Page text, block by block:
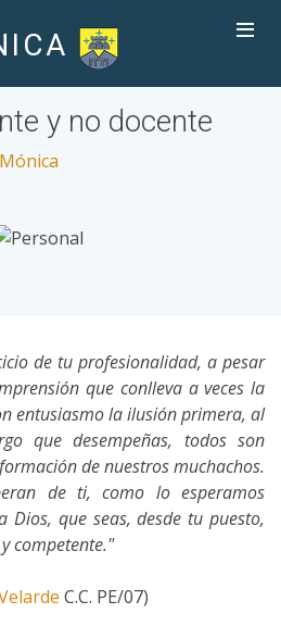
y no docente
de tu profesionalidad, a pesar
que conlleva a veces la
entusiasmo la ilusión primera, al
que desempeñas, todos son
de nuestros muchachos.
de ti, como lo esperamos
Dios, que seas, desde tu puesto,
competente."
C.C. PE/07)